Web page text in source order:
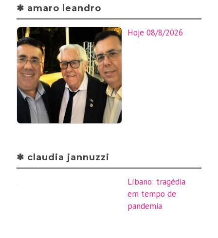
✱ amaro leandro
Hoje 08/8/2026
✱ claudia jannuzzi
Líbano: tragédia
em tempo de
pandemia